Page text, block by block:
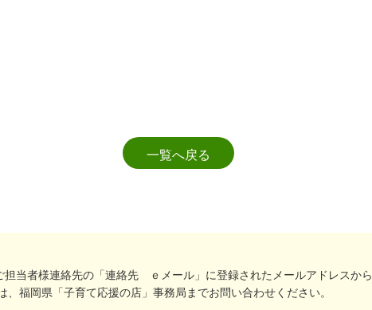
一覧へ戻る
担当者様連絡先の「連絡先 ｅメール」に登録されたメールアドレスから
福岡県「子育て応援の店」事務局までお問い合わせください。